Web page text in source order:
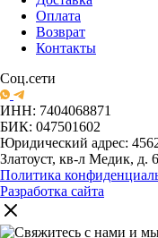
Оплата
Возврат
Контакты
Соц.сети
ИНН: 7404068871
БИК: 047501602
Юридический адрес:
Златоуст, кв-л Медик, д. 6
Политика
Разработка сайта